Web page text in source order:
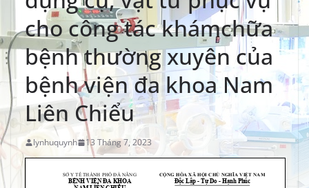
cho công tác khámchữa
bệnh thường xuyên của
bệnh viện đa khoa Nam
Liên Chiểu
lynhuquynh 13 Tháng 7, 2023